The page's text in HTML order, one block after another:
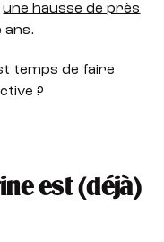
une hausse de près
ans.
temps de faire
?
est (déjà)